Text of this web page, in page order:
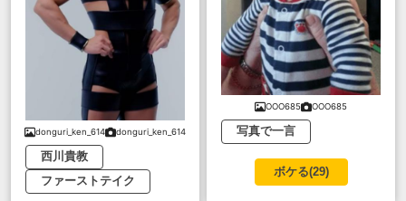
donguri_ken_614 donguri_ken_614
西川貴教
ファーストテイク
OOO685 OOO685
写真で一言
ボケる(29)